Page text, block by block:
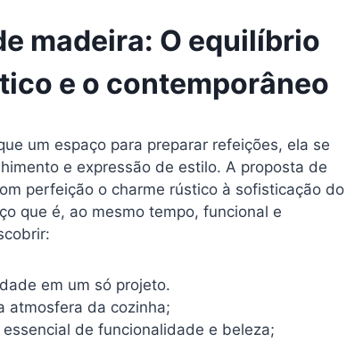
madeira: O equilíbrio
e o contemporâneo
um espaço para preparar refeições, ela se
e expressão de estilo. A proposta de
perfeição o charme rústico à sofisticação do
que é, ao mesmo tempo, funcional e
em um só projeto.
atmosfera da cozinha;
de funcionalidade e beleza;